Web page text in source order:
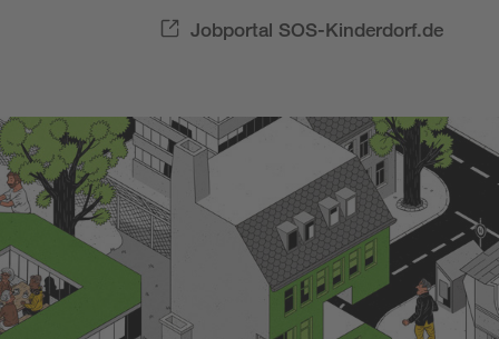
Jobportal SOS-Kinderdorf.de